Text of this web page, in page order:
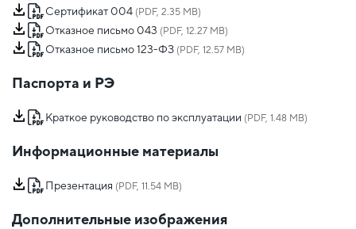
Сертификат 004 (PDF, 2.35 MB)
Отказное письмо 043 (PDF, 12.27 MB)
Отказное письмо 123-ФЗ (PDF, 12.57 MB)
Паспорта и РЭ
Краткое руководство по эксплуатации (PDF, 1.48 MB)
Информационные материалы
Презентация (PDF, 11.54 MB)
Дополнительные изображения